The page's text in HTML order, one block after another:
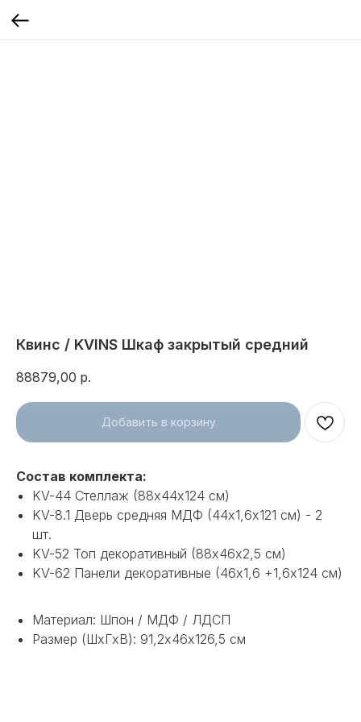
Квинс / KVINS Шкаф закрытый средний
88879,00 р.
Добавить в корзину
Состав комплекта:
KV-44 Стеллаж (88х44х124 см)
KV-8.1 Дверь средняя МДФ (44х1,6х121 см) - 2
шт.
KV-52 Топ декоративный (88х46х2,5 см)
KV-62 Панели декоративные (46х1,6 +1,6х124 см)
Материал: Шпон / МДФ / ЛДСП
Размер (ШхГхВ): 91,2х46х126,5 см